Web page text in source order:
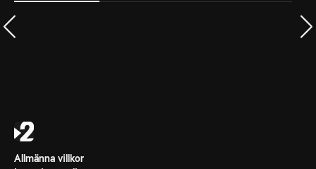
Allmänna villkor